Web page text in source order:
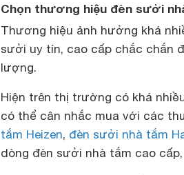
Chọn thương hiệu đèn sưởi
Thương hiệu ảnh hưởng khá
sưởi uy tín, cao cấp chắc chắn
lượng.
Hiện trên thị trường có khá
có thể cân nhắc mua với các
tắm Heizen, đèn sưởi nhà tắm
dòng đèn sưởi nhà tắm cao